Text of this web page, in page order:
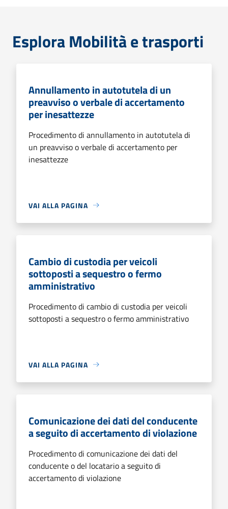
Esplora Mobilità e trasporti
Annullamento in autotutela di un
preavviso o verbale di accertamento
per inesattezze
Procedimento di annullamento in autotutela di
un preavviso o verbale di accertamento per
inesattezze
VAI ALLA PAGINA
Cambio di custodia per veicoli
sottoposti a sequestro o fermo
amministrativo
Procedimento di cambio di custodia per veicoli
sottoposti a sequestro o fermo amministrativo
VAI ALLA PAGINA
Comunicazione dei dati del conducente
a seguito di accertamento di violazione
Procedimento di comunicazione dei dati del
conducente o del locatario a seguito di
accertamento di violazione